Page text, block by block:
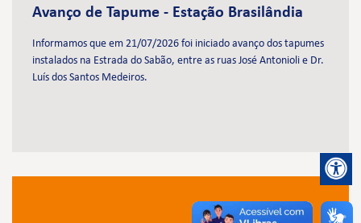
Avanço de Tapume - Estação Brasilândia
Informamos que em 21/07/2026 foi iniciado avanço dos tapumes
instalados na Estrada do Sabão, entre as ruas José Antonioli e Dr.
Luís dos Santos Medeiros.